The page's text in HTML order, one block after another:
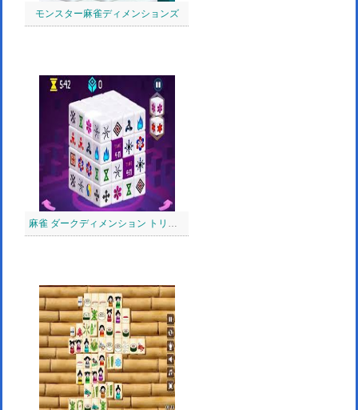
モンスター麻雀ディメンションズ
麻雀 ダークディメンション トリプルタイム